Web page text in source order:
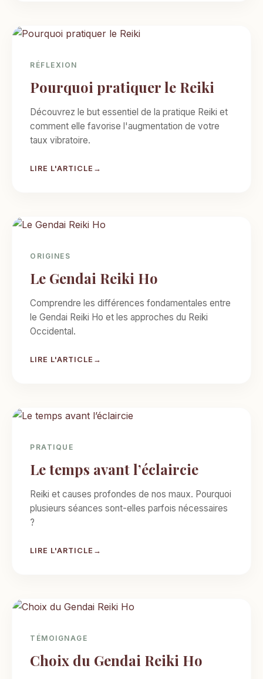
RÉFLEXION
Pourquoi pratiquer le Reiki
Découvrez le but essentiel de la pratique Reiki et
comment elle favorise l'augmentation de votre
taux vibratoire.
LIRE L'ARTICLE
ORIGINES
Le Gendai Reiki Ho
Comprendre les différences fondamentales entre
le Gendai Reiki Ho et les approches du Reiki
Occidental.
LIRE L'ARTICLE
PRATIQUE
Le temps avant l’éclaircie
Reiki et causes profondes de nos maux. Pourquoi
plusieurs séances sont-elles parfois nécessaires
?
LIRE L'ARTICLE
TÉMOIGNAGE
Choix du Gendai Reiki Ho